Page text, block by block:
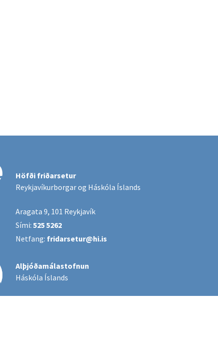
Höfði friðarsetur
Reykjavíkurborgar og Háskóla Íslands
Aragata 9, 101 Reykjavík
Sími: 525 5262
Netfang: fridarsetur@hi.is
Alþjóðamálastofnun
Háskóla Íslands